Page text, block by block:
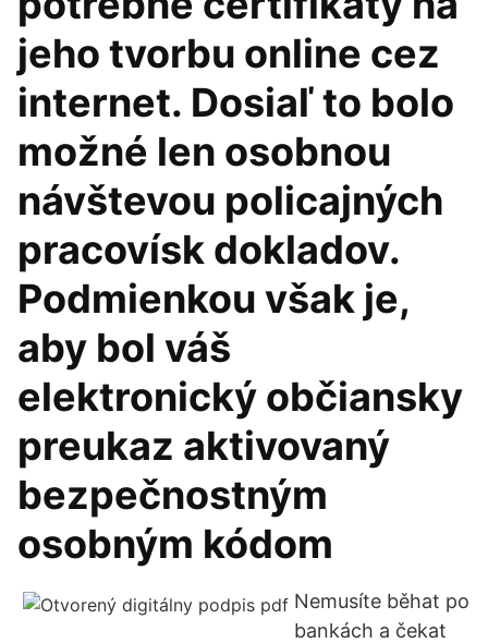
jeho tvorbu online cez
internet. Dosiaľ to bolo
možné len osobnou
návštevou policajných
pracovísk dokladov.
Podmienkou však je,
aby bol váš
elektronický občiansky
preukaz aktivovaný
bezpečnostným
osobným kódom
Nemusíte běhat po
bankách a čekat